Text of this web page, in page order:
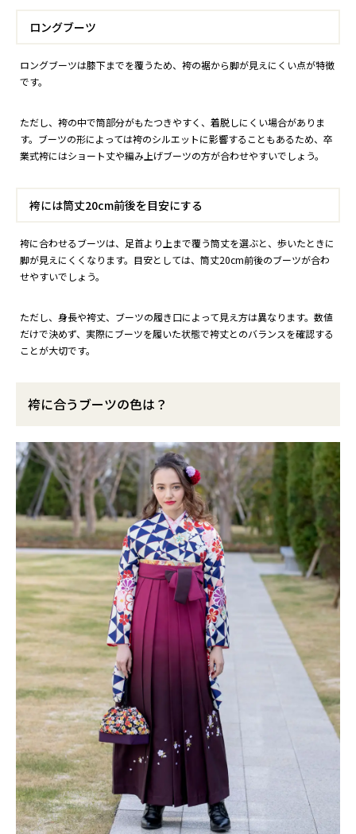
ロングブーツ
ロングブーツは膝下までを覆うため、袴の裾から脚が見えにくい点が特徴
です。
ただし、袴の中で筒部分がもたつきやすく、着脱しにくい場合がありま
す。ブーツの形によっては袴のシルエットに影響することもあるため、卒
業式袴にはショート丈や編み上げブーツの方が合わせやすいでしょう。
袴には筒丈20cm前後を目安にする
袴に合わせるブーツは、足首より上まで覆う筒丈を選ぶと、歩いたときに
脚が見えにくくなります。目安としては、筒丈20cm前後のブーツが合わ
せやすいでしょう。
ただし、身長や袴丈、ブーツの履き口によって見え方は異なります。数値
だけで決めず、実際にブーツを履いた状態で袴丈とのバランスを確認する
ことが大切です。
袴に合うブーツの色は？